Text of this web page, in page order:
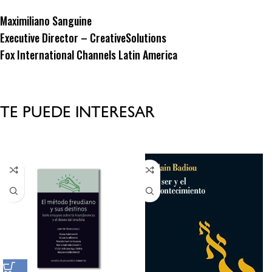
Maximiliano Sanguine
Executive Director – CreativeSolutions
Fox International Channels Latin America
TE PUEDE INTERESAR